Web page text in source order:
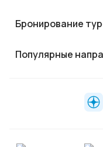
Бронирование
Популярные